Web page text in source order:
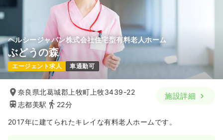
気になる
ヘルシージャパン株式会社住宅型有料老人ホーム
ぶどうの森
エージェント求人 車通勤可
奈良県北葛城郡上牧町上牧3439-22
志都美駅
22分
施設詳細
2017年に建てられたキレイな有料老人ホームです。